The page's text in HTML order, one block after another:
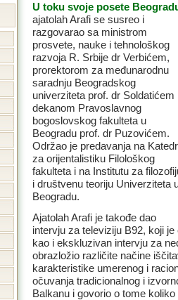
U toku svoje posete
ajatolah Arafi se susreo i
razgovarao sa ministrom
prosvete, nauke i tehnološkog
razvoja R. Srbije dr Verbićem,
prorektorom za međunarodnu
saradnju Beogradskog
univerziteta prof. dr Soldatićem
dekanom Pravoslavnog
bogoslovskog fakulteta u
Beogradu prof. dr Puzovićem.
Održao je predavanja na
za orijentalistiku Filološkog
fakulteta i na Institutu za
i društvenu teoriju Univerziteta
Beogradu.
Ajatolah Arafi je takođe dao
intervju za televiziju B92, koji
kao i ekskluzivan intervju za
obrazložio različite načine
karakteristike umerenog i
očuvanja tradicionalnog i
Balkanu i govorio o tome